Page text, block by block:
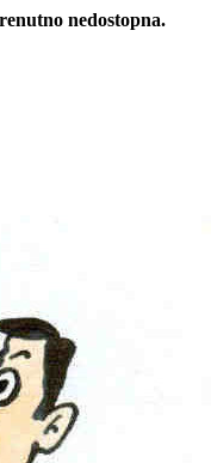
nedostopna.